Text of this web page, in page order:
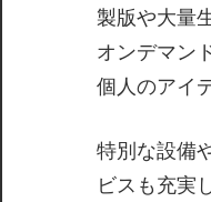
製版や大量
オンデマン
個人のアイ
特別な設備
ビスも充実